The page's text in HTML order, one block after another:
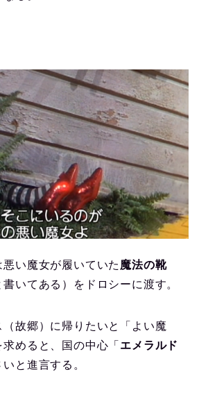
い魔女が履いていた 魔法の靴
書いてある）をドロシーに渡す。
（故郷）に帰りたいと「よい魔
めると、国の中心「 エメラルド
と進言する。